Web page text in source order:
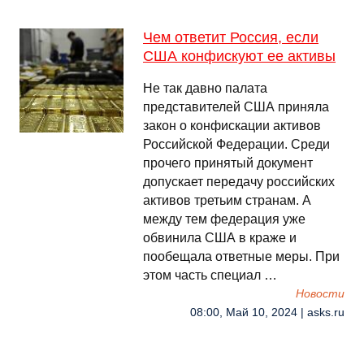
Чем ответит Россия, если
США конфискуют ее активы
Не так давно палата
представителей США приняла
закон о конфискации активов
Российской Федерации. Среди
прочего принятый документ
допускает передачу российских
активов третьим странам. А
между тем федерация уже
обвинила США в краже и
пообещала ответные меры. При
этом часть специал …
Новости
08:00, Май 10, 2024 | asks.ru